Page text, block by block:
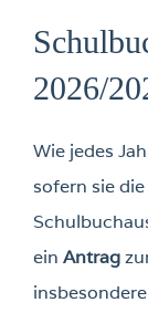
2026/
Wie jedes
sofern sie
ein Antrag